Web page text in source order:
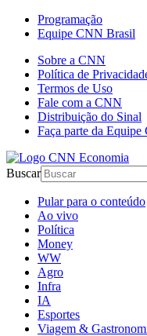
Programação
Equipe CNN Brasil
Sobre a CNN
Política de
Termos de Uso
Fale com a CNN
Distribuição do Sinal
Faça parte da Equipe
Buscar
Pular para o conteúdo
Ao vivo
Política
Money
WW
Agro
Infra
IA
Esportes
Viagem &